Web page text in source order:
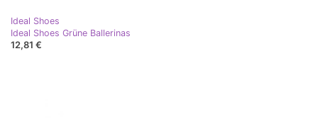
Ideal Shoes
Ideal Shoes Grüne Ballerinas
12,81 €